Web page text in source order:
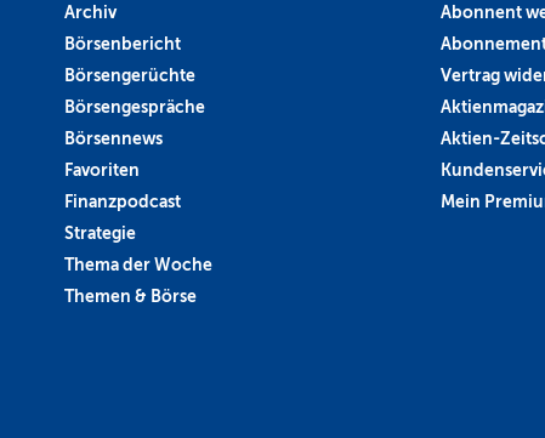
Archiv
Börsenbericht
Börsengerüchte
Börsengespräche
Börsennews
Favoriten
Finanzpodcast
Strategie
Thema der Woche
Themen & Börse
Abonnent
Vertrag
Aktien-
Mein